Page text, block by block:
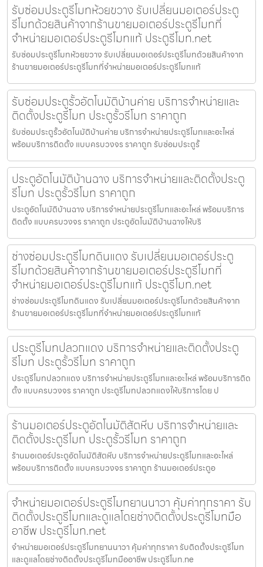
รับซ่อมประตูรีโมทห้วยขวาง รับเปลี่ยนมอเตอร์ประตู
รีโมทด้วยสินค้าจากร้านขายมอเตอร์ประตูรีโมทที่
จำหน่ายมอเตอร์ประตูรีโมทแท้ ประตูรีโมท.net
รับซ่อมประตูรีโมทห้วยขวาง รับเปลี่ยนมอเตอร์ประตูรีโมทด้วยสินค้าจาก
ร้านขายมอเตอร์ประตูรีโมทที่จำหน่ายมอเตอร์ประตูรีโมทแท้
รับซ่อมประตูรั้วอัตโนมัติบ้านค่าย บริการจำหน่ายและ
ติดตั้งประตูรีโมท ประตูรั้วรีโมท ราคาถูก
รับซ่อมประตูรั้วอัตโนมัติบ้านค่าย บริการจำหน่ายประตูรีโมทและอะไหล่
พร้อมบริการติดตั้ง แบบครบวงจร ราคาถูก รับซ่อมประตูรั้
ประตูอัตโนมัติบ้านฉาง บริการจำหน่ายและติดตั้งประตู
รีโมท ประตูรั้วรีโมท ราคาถูก
ประตูอัตโนมัติบ้านฉาง บริการจำหน่ายประตูรีโมทและอะไหล่ พร้อมบริการ
ติดตั้ง แบบครบวงจร ราคาถูก ประตูอัตโนมัติบ้านฉางให้บริ
ช่างซ่อมประตูรีโมทดินแดง รับเปลี่ยนมอเตอร์ประตู
รีโมทด้วยสินค้าจากร้านขายมอเตอร์ประตูรีโมทที่
จำหน่ายมอเตอร์ประตูรีโมทแท้ ประตูรีโมท.net
ช่างซ่อมประตูรีโมทดินแดง รับเปลี่ยนมอเตอร์ประตูรีโมทด้วยสินค้าจาก
ร้านขายมอเตอร์ประตูรีโมทที่จำหน่ายมอเตอร์ประตูรีโมทแท้
ประตูรีโมทปลวกแดง บริการจำหน่ายและติดตั้งประตู
รีโมท ประตูรั้วรีโมท ราคาถูก
ประตูรีโมทปลวกแดง บริการจำหน่ายประตูรีโมทและอะไหล่ พร้อมบริการติด
ตั้ง แบบครบวงจร ราคาถูก ประตูรีโมทปลวกแดงให้บริการโดย ป
ร้านมอเตอร์ประตูอัตโนมัติสัตหีบ บริการจำหน่ายและ
ติดตั้งประตูรีโมท ประตูรั้วรีโมท ราคาถูก
ร้านมอเตอร์ประตูอัตโนมัติสัตหีบ บริการจำหน่ายประตูรีโมทและอะไหล่
พร้อมบริการติดตั้ง แบบครบวงจร ราคาถูก ร้านมอเตอร์ประตูอ
จำหน่ายมอเตอร์ประตูรีโมทยานนาวา คุ้มค่าทุกราคา รับ
ติดตั้งประตูรีโมทและดูแลโดยช่างติดตั้งประตูรีโมทมือ
อาชีพ ประตูรีโมท.net
จำหน่ายมอเตอร์ประตูรีโมทยานนาวา คุ้มค่าทุกราคา รับติดตั้งประตูรีโมท
และดูแลโดยช่างติดตั้งประตูรีโมทมืออาชีพ ประตูรีโมท.ne